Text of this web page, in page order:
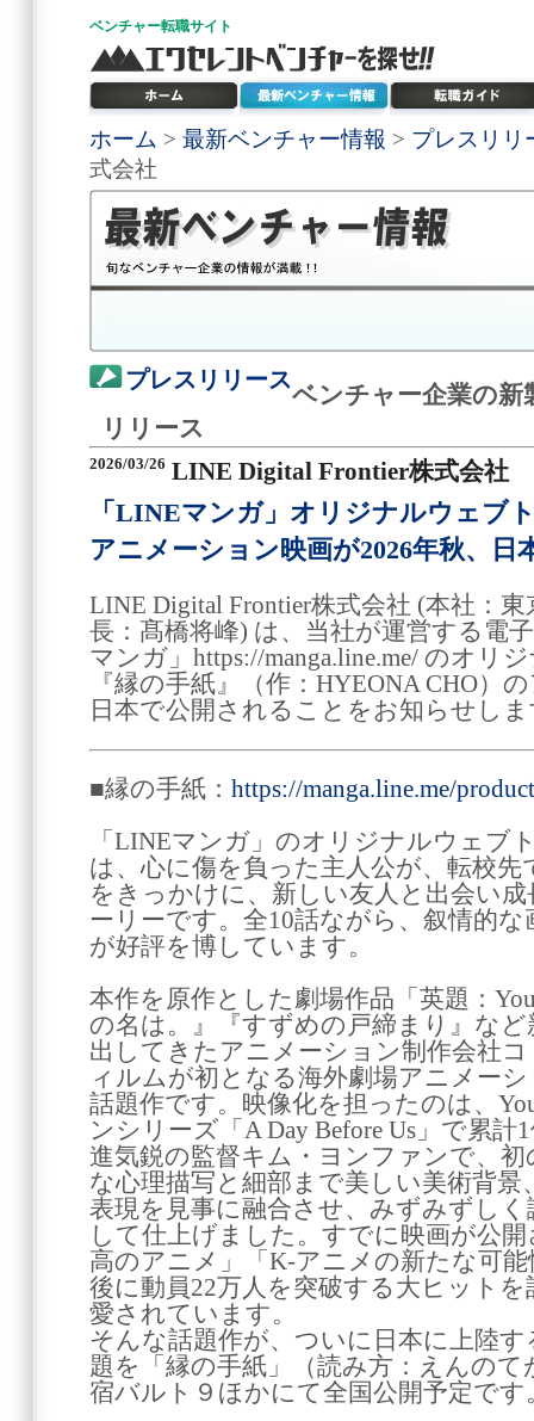
ベンチャー転職サイト
ホーム > 最新ベンチャー情報 > プレスリリ
式会社
プレスリリース
ベンチャー企業の新
リリース
2026/03/26 LINE Digital Frontier株式会社
「LINEマンガ」オリジナルウェブ
アニメーション映画が2026年秋、日
LINE Digital Frontier株式会社 (本社：
長：髙橋将峰) は、当社が運営する電
マンガ」https://manga.line.me/ のオリ
『縁の手紙』（作：HYEONA CHO）
日本で公開されることをお知らせし
■縁の手紙： https://manga.line.me/
「LINEマンガ」のオリジナルウェブ
は、心に傷を負った主人公が、転校
をきっかけに、新しい友人と出会い
ーリーです。全10話ながら、叙情的
が好評を博しています。
本作を原作とした劇場作品「英題：
の名は。』『すずめの戸締まり』な
出してきたアニメーション制作会社
ィルムが初となる海外劇場アニメー
話題作です。映像化を担ったのは、
ンシリーズ「A Day Before Us」で累
進気鋭の監督キム・ヨンファンで、
な心理描写と細部まで美しい美術背
表現を見事に融合させ、みずみずし
して仕上げました。すでに映画が公
高のアニメ」「K-アニメの新たな可
後に動員22万人を突破する大ヒット
愛されています。
そんな話題作が、ついに日本に上陸
題を「縁の手紙」（読み方：えんのて
宿バルト９ほかにて全国公開予定です